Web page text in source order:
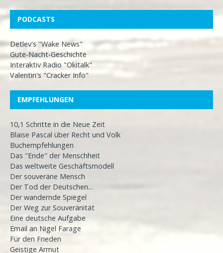
PODCASTS
Detlev's "Wake News"
Gute-Nacht-Geschichte
Interaktiv Radio "Okitalk"
Valentin's "Cracker Info"
EMPFEHLUNGEN
10,1 Schritte in die Neue Zeit
Blaise Pascal über Recht und Volk
Buchempfehlungen
Das "Ende" der Menschheit
Das weltweite Geschäftsmodell
Der souveräne Mensch
Der Tod der Deutschen…
Der wandernde Spiegel
Der Weg zur Souveränität
Eine deutsche Aufgabe
Email an Nigel Farage
Für den Frieden
Geistige Armut